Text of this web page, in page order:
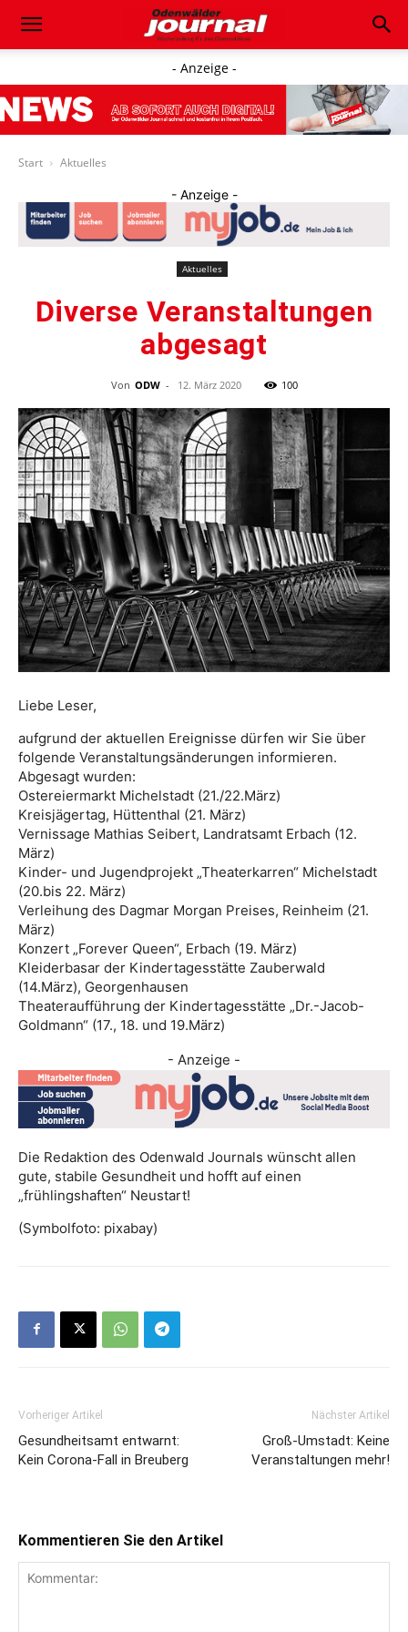
- Anzeige -
Start Aktuelles
- Anzeige -
Aktuelles
Diverse Veranstaltungen
abgesagt
Von ODW - 12. März 2020 100
Liebe Leser,
aufgrund der aktuellen Ereignisse dürfen wir Sie über
folgende Veranstaltungsänderungen informieren.
Abgesagt wurden:
Ostereiermarkt Michelstadt (21./22.März)
Kreisjägertag, Hüttenthal (21. März)
Vernissage Mathias Seibert, Landratsamt Erbach (12.
März)
Kinder- und Jugendprojekt „Theaterkarren“ Michelstadt
(20.bis 22. März)
Verleihung des Dagmar Morgan Preises, Reinheim (21.
März)
Konzert „Forever Queen“, Erbach (19. März)
Kleiderbasar der Kindertagesstätte Zauberwald
(14.März), Georgenhausen
Theateraufführung der Kindertagesstätte „Dr.-Jacob-
Goldmann“ (17., 18. und 19.März)
- Anzeige -
Die Redaktion des Odenwald Journals wünscht allen
gute, stabile Gesundheit und hofft auf einen
„frühlingshaften“ Neustart!
(Symbolfoto: pixabay)
Vorheriger Artikel
Gesundheitsamt entwarnt:
Kein Corona-Fall in Breuberg
Nächster Artikel
Groß-Umstadt: Keine
Veranstaltungen mehr!
Kommentieren Sie den Artikel